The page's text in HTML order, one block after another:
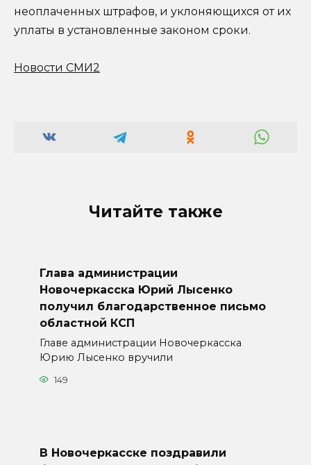
неоплаченных штрафов, и уклоняющихся от их
уплаты в установленные законом сроки.
Новости СМИ2
Читайте также
Глава администрации
Новочеркасска Юрий Лысенко
получил благодарственное письмо
областной КСП
Главе администрации Новочеркасска
Юрию Лысенко вручили
149
В Новочеркасске поздравили